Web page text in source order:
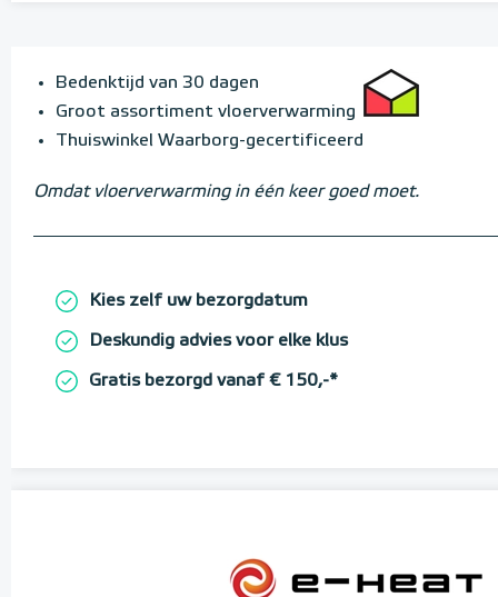
Bedenktijd van 30 dagen
Groot assortiment vloerverwarming
Thuiswinkel Waarborg-gecertificeerd
Omdat vloerverwarming in één keer goed moet.
Kies zelf uw bezorgdatum
Deskundig advies voor elke klus
Gratis bezorgd vanaf € 150,-*